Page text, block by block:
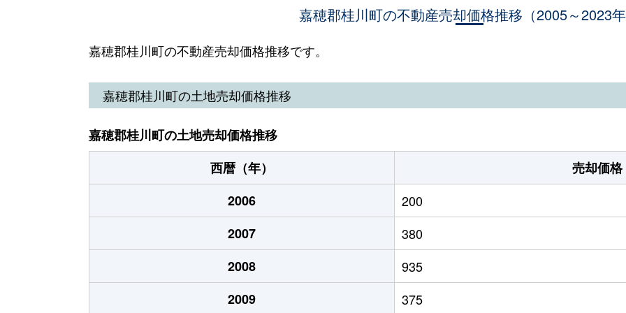
嘉穂郡桂川町の不動産売却価格推移（2005～2023年
嘉穂郡桂川町の不動産売却価格推移です。
嘉穂郡桂川町の土地売却価格推移
嘉穂郡桂川町の土地売却価格推移
西暦（年）
売却価格
2006
200
2007
380
2008
935
2009
375